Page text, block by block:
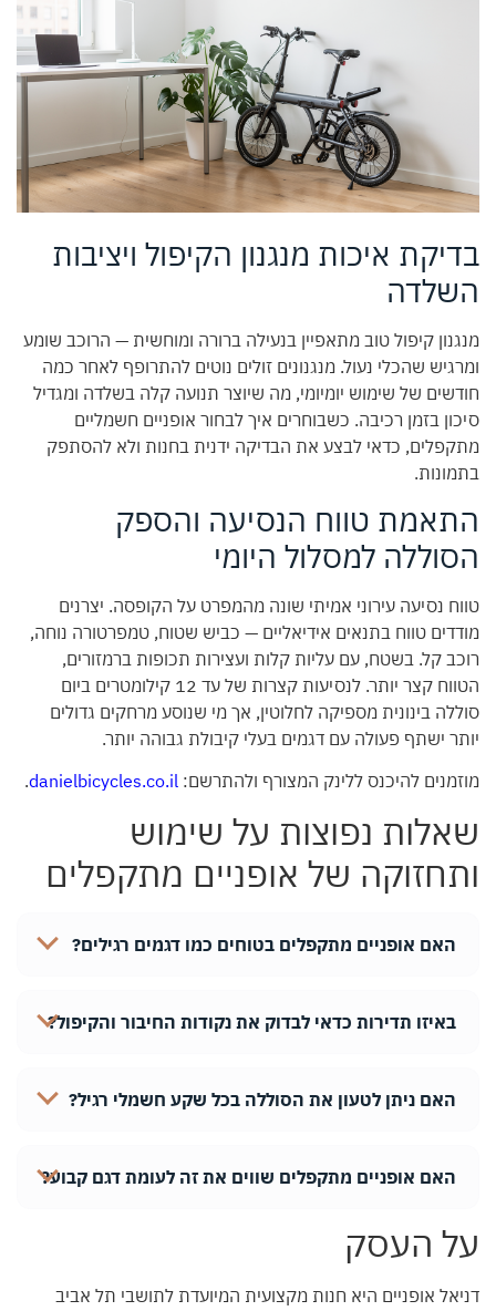
בדיקת איכות מנגנון הקיפול ויציבות
השלדה
מנגנון קיפול טוב מתאפיין בנעילה ברורה ומוחשית — הרוכב שומע
ומרגיש שהכלי נעול. מנגנונים זולים נוטים להתרופף לאחר כמה
חודשים של שימוש יומיומי, מה שיוצר תנועה קלה בשלדה ומגדיל
סיכון בזמן רכיבה. כשבוחרים איך לבחור אופניים חשמליים
מתקפלים, כדאי לבצע את הבדיקה ידנית בחנות ולא להסתפק
בתמונות.
התאמת טווח הנסיעה והספק
הסוללה למסלול היומי
טווח נסיעה עירוני אמיתי שונה מהמפרט על הקופסה. יצרנים
מודדים טווח בתנאים אידיאליים — כביש שטוח, טמפרטורה נוחה,
רוכב קל. בשטח, עם עליות קלות ועצירות תכופות ברמזורים,
הטווח קצר יותר. לנסיעות קצרות של עד 12 קילומטרים ביום
סוללה בינונית מספיקה לחלוטין, אך מי שנוסע מרחקים גדולים
יותר ישתף פעולה עם דגמים בעלי קיבולת גבוהה יותר.
מוזמנים להיכנס ללינק המצורף ולהתרשם: danielbicycles.co.il
.
שאלות נפוצות על שימוש
ותחזוקה של אופניים מתקפלים
האם אופניים מתקפלים בטוחים כמו דגמים רגילים?
באיזו תדירות כדאי לבדוק את נקודות החיבור והקיפול?
האם ניתן לטעון את הסוללה בכל שקע חשמלי רגיל?
האם אופניים מתקפלים שווים את זה לעומת דגם קבוע?
על העסק
דניאל אופניים היא חנות מקצועית המיועדת לתושבי תל אביב